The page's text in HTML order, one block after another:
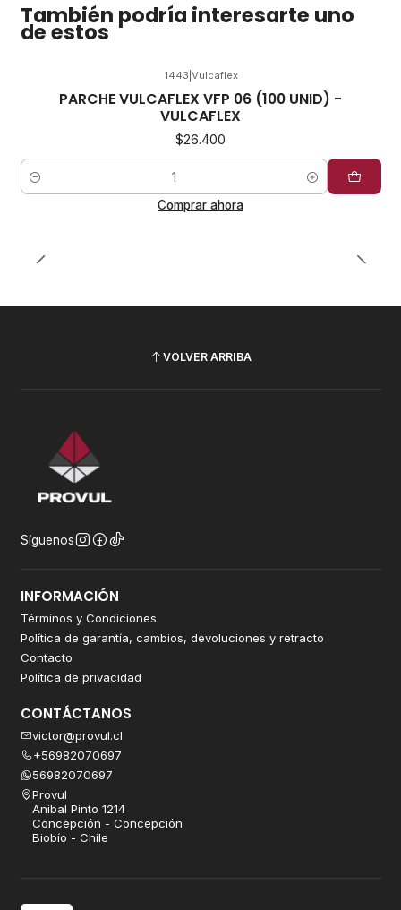
También podría interesarte uno
de estos
1443 Vulcaflex
PARCHE VULCAFLEX VFP 06 (100 UNID) -
VULCAFLEX
$26.400
Cantidad
Comprar ahora
VOLVER ARRIBA
Síguenos
INFORMACIÓN
Términos y Condiciones
Política de garantía, cambios, devoluciones y retracto
Contacto
Política de privacidad
CONTÁCTANOS
victor@provul.cl
+56982070697
56982070697
Provul
Anibal Pinto 1214
Concepción - Concepción
Biobío - Chile